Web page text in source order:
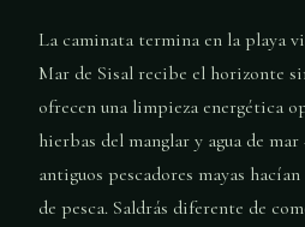
La caminata termina en la playa
Mar de Sisal recibe el horizonte
ofrecen una limpieza energética
hierbas del manglar y agua de
antiguos pescadores mayas
de pesca. Saldrás diferente de